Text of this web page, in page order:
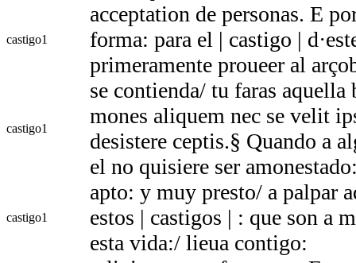
castigo1
acceptation de personas. E
forma: para el | castigo |
primeramente proueer al
castigo1
se contienda/ tu faras aquella
mones aliquem nec se velit
desistere ceptis.§ Quando a
el no quisiere ser
castigo1
apto: y muy presto/ a palpar
estos | castigos | : que son a
esta vida:/ lieua contigo: